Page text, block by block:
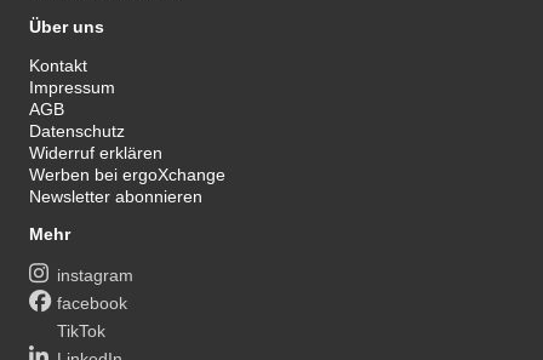
Über uns
Kontakt
Impressum
AGB
Datenschutz
Widerruf erklären
Werben bei ergoXchange
Newsletter abonnieren
Mehr
instagram
facebook
TikTok